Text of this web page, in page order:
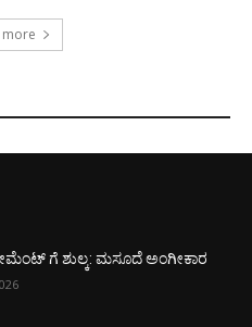
ಗೆ ಶುಲ್ಕ: ಮಸೂದೆ ಅಂಗೀಕಾರ